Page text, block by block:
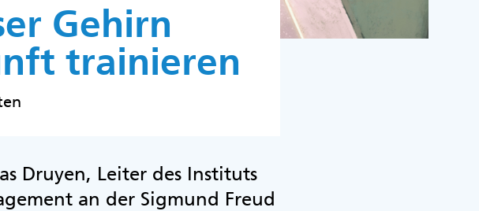
Gehirn
trainieren
Druyen, Leiter des Instituts
an der Sigmund Freud